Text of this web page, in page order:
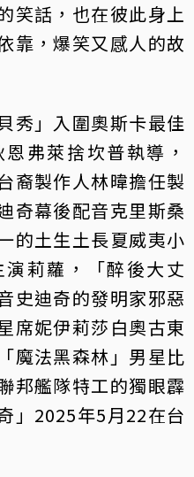
笑話，也在彼此身上
靠，爆笑又感人的故
秀」入圍奧斯卡最佳
弗萊捨坎普執導，
裔製作人林暐擔任製
奇幕後配音克里斯桑
的土生土長夏威夷小
莉蘿，「醉後大丈
史迪奇的發明家邪惡
席妮伊莉莎白奧古東
魔法黑森林」男星比
邦艦隊特工的獨眼霹
」2025年5月22在台